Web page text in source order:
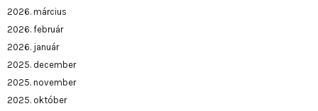
2026. március
2026. február
2026. január
2025. december
2025. november
2025. október